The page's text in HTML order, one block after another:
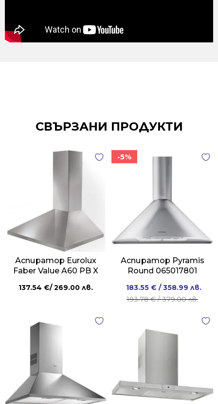
СВЪРЗАНИ ПРОДУКТИ
Аспиратор Eurolux
Faber Value A60 PB X
137.54 €/ 269.00 лв.
-5%
Аспиратор Pyramis
Round 065017801
193.78€/ 379.00 лв.
Original
price
/
183.55 € / 358.99 лв.
Current
price
/